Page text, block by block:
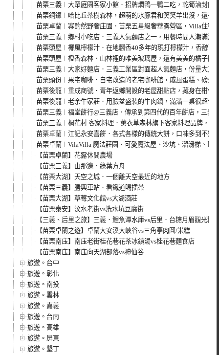
苗栗三義︱大眾庭園客家小館．招牌燜鴨一鴨二吃，乾筍滷封肉
苗栗銅鑼︱哈比丘茶樹森林，超萌的水豚君和笑笑羊出沒，還有
苗栗卓蘭︱寨酌然野奢庄園．苗栗五星級奢華露營區，Villa住宿
苗栗三義︱鄉村小吃店．三義人氣麵店之一，用餐時間人潮滿滿
苗栗頭屋︱椰風檸檬汁．在地飄香40多年的現打檸檬汁，香醇可
苗栗頭屋︱橙香森林．山林裡的唯美玻璃屋，還有美美的橘子隧
苗栗三義︱大家好麵店．三義工業區對面超人氣麵店，份量大又
苗栗頭份︱果宅咖啡．自宅改造的老宅咖啡館，戚風蛋糕、磅蛋
苗栗後龍︱重成商號．青年返鄉開設的老屋甜點店，藏身在柑仔
苗栗後龍︱老余牛家莊．用臉盆盛裝的牛肉鍋，滿滿一桌很超值
苗栗三義︱福堂餅行@三義店．傳承到第四代的百年餅店，三義
苗栗三義︱桐花村 客家料理．薰衣草森林旗下客家料理品牌，傳
苗栗卓蘭︱江記永安喜餅．各式各樣的傳統大餅，口味多到不知
苗栗卓蘭︱VilaVilla 魔法莊園．可愛魔法屋、沙坑、溜滑梯、巨
【苗栗卓蘭】花露休閒農場
【苗栗三義】山那邊．綠葉方舟
【苗栗大湖】天空之城．一個離天空最近的地方
【苗栗三義】勝興車站．看鐵道喝擂茶
【苗栗大湖】草莓文化館vs大湖酒莊
【苗栗泰安】汶水老街vs洗水坑豆腐街
【三義、后里之旅】三義．鯉魚潭水庫vs后里．台糖月眉觀光糖
【苗栗卓蘭之遊】卓蘭大安溪大峽谷vs三角亭肉圓/米糕
【苗栗南庒】南庒老街桂花巷花茶冰鎮湯vs桂花巷麵食店
【苗栗南庒】南庒向天湖部落vs神仙谷
旅遊。台中
旅遊。彰化
旅遊。南投
旅遊。雲林
旅遊。嘉義
旅遊。台南
旅遊。高雄
旅遊。屏東
旅遊。墾丁